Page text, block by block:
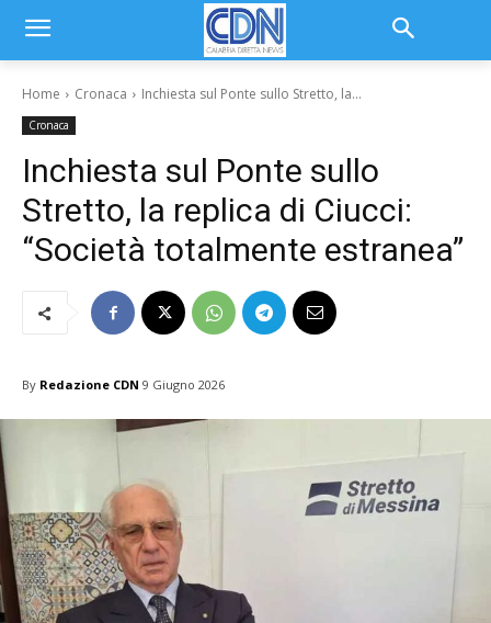
Home Cronaca Inchiesta sul Ponte sullo Stretto, la...
Cronaca
Inchiesta sul Ponte sullo
Stretto, la replica di Ciucci:
“Società totalmente estranea”
By Redazione CDN 9 Giugno 2026